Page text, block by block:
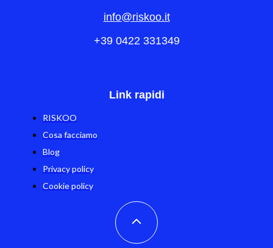
info@riskoo.it
+39 0422 331349
Link rapidi
RISKOO
Cosa facciamo
Blog
Privacy policy
Cookie policy